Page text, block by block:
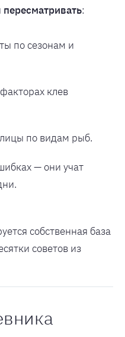
пересматривать:
по сезонам и
клев
по видам рыб.
— они учат
собственная база
советов из